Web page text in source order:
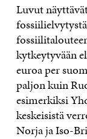
Luvut
kytkeytyvään
euroa per
paljon kuin
esimerkiksi
keskeisistä
Norja ja Iso-